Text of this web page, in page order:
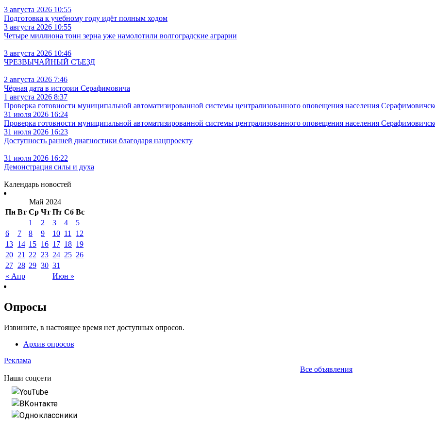
3 августа 2026 10:55
Подготовка к учебному году идёт полным ходом
3 августа 2026 10:55
Четыре миллиона тонн зерна уже намолотили волгоградские аграрии
3 августа 2026 10:46
ЧРЕЗВЫЧАЙНЫЙ СЪЕЗД
2 августа 2026 7:46
Чёрная дата в истории Серафимовича
1 августа 2026 8:37
Проверка готовности муниципальной автоматизированной системы централизованного оповещения населения
31 июля 2026 16:24
Проверка готовности муниципальной автоматизированной системы централизованного оповещения населения
31 июля 2026 16:23
Доступность ранней диагностики благодаря нацпроекту
31 июля 2026 16:22
Демонстрация силы и духа
Календарь новостей
Май 2024
Пн Вт Ср Чт Пт Сб Вс
« Апр Июн »
1 2 3 4
5
6
7 8 9 10 11
12
13 14 15 16 17 18 19
20 21 22 23 24 25 26
27 28 29 30 31
Опросы
Извините, в настоящее время нет доступных опросов.
Архив опросов
Реклама
Все объявления
Наши соцсети
YouTube
ВКонтакте
Одноклассники